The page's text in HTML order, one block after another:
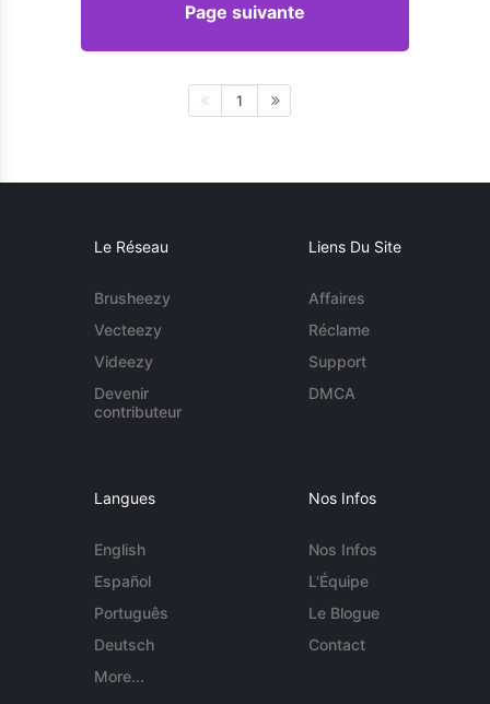
Page suivante
1
Le Réseau
Brusheezy
Vecteezy
Videezy
Devenir
contributeur
Liens Du Site
Affaires
Réclame
Support
DMCA
Langues
English
Español
Português
Deutsch
More...
Nos Infos
Nos Infos
L'Équipe
Le Blogue
Contact